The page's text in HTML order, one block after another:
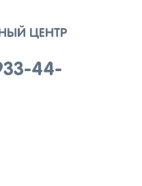
ЦЕНТР
44-